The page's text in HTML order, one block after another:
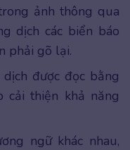
ảnh thông qua
dịch các biển báo
phải gõ lại.
được đọc bằng
cải thiện khả năng
ngữ khác nhau,